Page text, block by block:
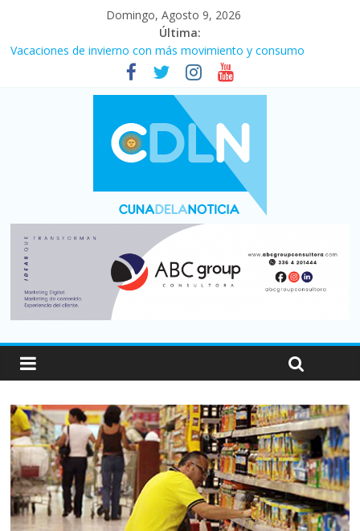
Domingo, Agosto 9, 2026
Última:
Vacaciones de invierno con más movimiento y consumo
turístico: 4,6 millones de personas viajaron por el país, un 5,9%
El agro argentino logró un récord histórico de exportaciones en
el primer semestre de 2026
Duelo internacional: Falleció Jorge Messi, el papá de Leo
La morosidad alcanzó su nivel más alto en dos décadas y ya
Desde que asumió Milei cerraron 41.000 kioscos: el sector
denuncia crisis como en 2001